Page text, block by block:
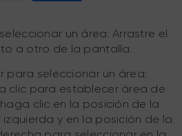
un área: Arrastre el
a otro de la pantalla.
para seleccionar un área:
clic para establecer área de
clic en la posición de la
izquierda y en la posición de la